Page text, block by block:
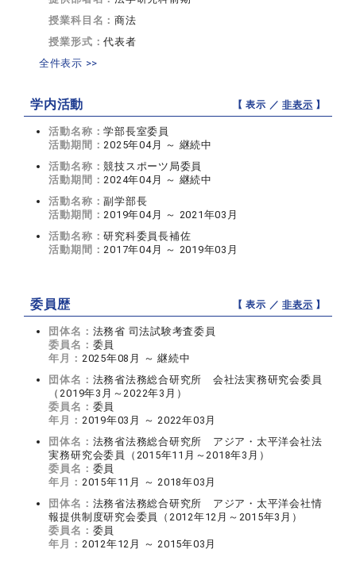
授業科目名：商法
授業形式：代表者
全件表示 >>
学内活動 【 表示 ／非表示 】
活動名称：学部長室委員
活動期間：2025年04月 ～ 継続中
活動名称：競技スポーツ局委員
活動期間：2024年04月 ～ 継続中
活動名称：副学部長
活動期間：2019年04月 ～ 2021年03月
活動名称：研究科委員長補佐
活動期間：2017年04月 ～ 2019年03月
委員歴 【 表示 ／非表示 】
団体名： 法務省 司法試験考査委員
委員名： 委員
年月： 2025年08月 ～ 継続中
団体名： 法務省法務総合研究所 会社法実務研究会委員
（2019年3月～2022年3月）
委員名： 委員
年月： 2019年03月 ～ 2022年03月
団体名： 法務省法務総合研究所 アジア・太平洋会社法
実務研究会委員（2015年11月～2018年3月）
委員名： 委員
年月： 2015年11月 ～ 2018年03月
団体名： 法務省法務総合研究所 アジア・太平洋会社情
報提供制度研究会委員（2012年12月～2015年3月）
委員名： 委員
年月： 2012年12月 ～ 2015年03月